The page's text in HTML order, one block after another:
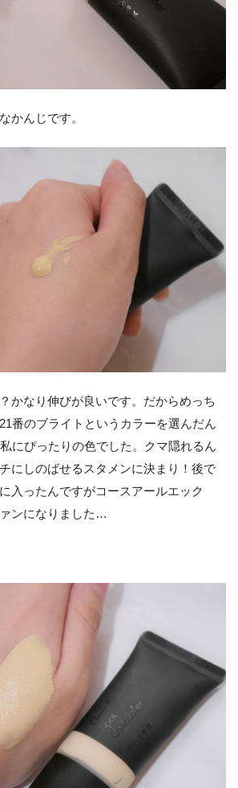
かんじです。
かなり伸びが良いです。だからめっち
番のブライトというカラーを選んだん
にぴったりの色でした。クマ隠れるん
にしのばせるスタメンに決まり！後で
入ったんですがコースアールエック
ンになりました…